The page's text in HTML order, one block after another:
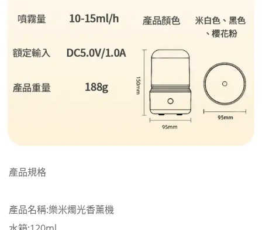
產品規格
產品名稱:樂米燭光香薰機